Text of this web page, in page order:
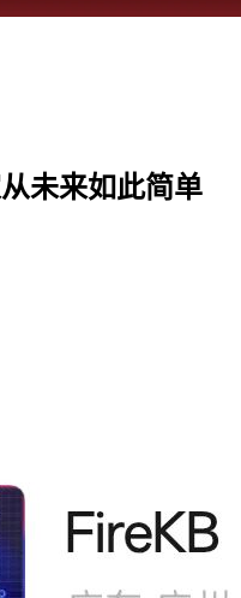
未来如此简单